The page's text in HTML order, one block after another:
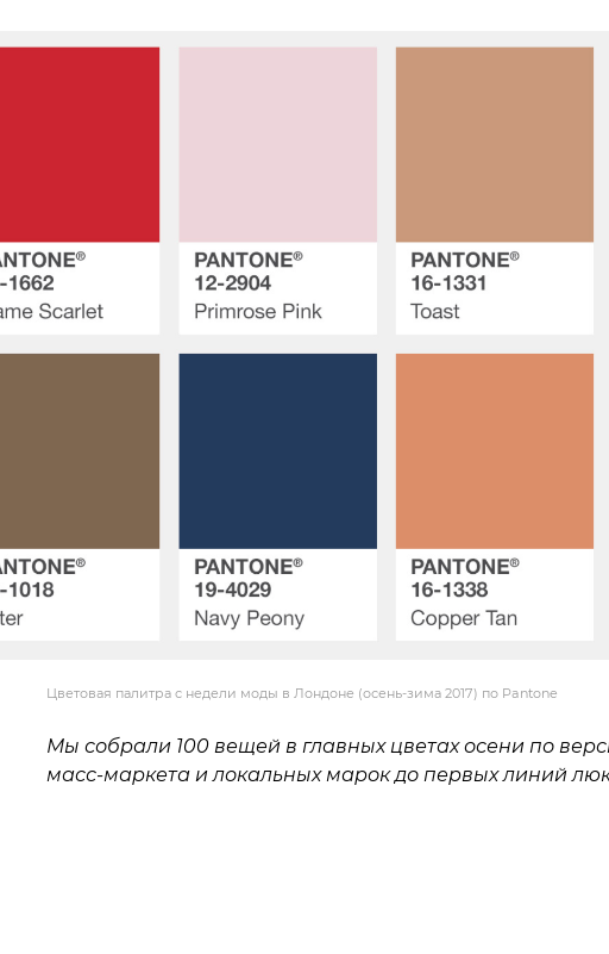
Цветовая палитра с недели моды в Лондоне (осень-зима 2017) по Pantone
Мы собрали 100 вещей в главных цветах осени по
масс-маркета и локальных марок до первых линий